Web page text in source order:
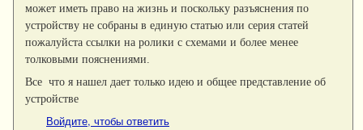
может иметь право на жизнь и поскольку разъяснения по
устройству не собраны в единую статью или серия статей
пожалуйста ссылки на ролики с схемами и более менее
толковыми пояснениями.
Все что я нашел дает только идею и общее представление об
устройстве
Войдите, чтобы ответить